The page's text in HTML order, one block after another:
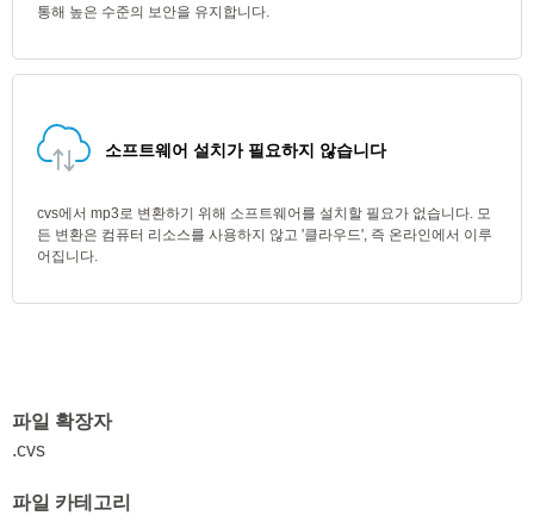
통해 높은 수준의 보안을 유지합니다.
소프트웨어 설치가 필요하지 않습니다
cvs에서 mp3로 변환하기 위해 소프트웨어를 설치할 필요가 없습니다. 모
든 변환은 컴퓨터 리소스를 사용하지 않고 '클라우드', 즉 온라인에서 이루
어집니다.
파일 확장자
.cvs
파일 카테고리